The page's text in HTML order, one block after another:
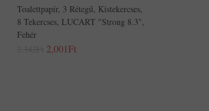
Toalettpapír, 3 Rétegű, Kistekercses,
8 Tekercses, LUCART "Strong 8.3",
Fehér
2,001Ft